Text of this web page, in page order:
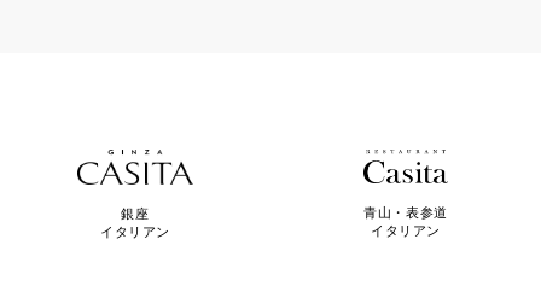
銀座
イタリアン
青山・表参道
イタリアン